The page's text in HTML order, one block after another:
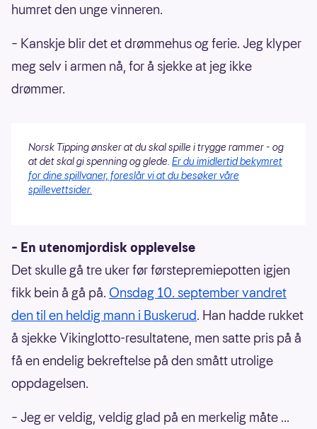
humret den unge vinneren.
– Kanskje blir det et drømmehus og ferie. Jeg klyper
meg selv i armen nå, for å sjekke at jeg ikke
drømmer.
Norsk Tipping ønsker at du skal spille i trygge rammer - og
at det skal gi spenning og glede. Er du imidlertid bekymret
for dine spillvaner, foreslår vi at du besøker våre
spillevettsider.
– En utenomjordisk opplevelse
Det skulle gå tre uker før førstepremiepotten igjen
fikk bein å gå på. Onsdag 10. september vandret
den til en heldig mann i Buskerud. Han hadde rukket
å sjekke Vikinglotto-resultatene, men satte pris på å
få en endelig bekreftelse på den smått utrolige
oppdagelsen.
– Jeg er veldig, veldig glad på en merkelig måte ...